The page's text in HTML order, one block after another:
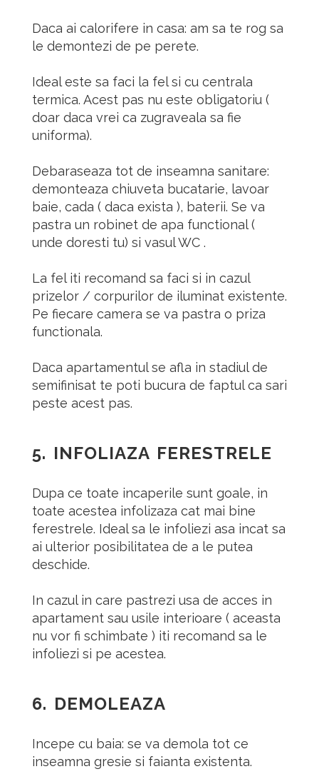
Daca ai calorifere in casa: am sa te rog sa
le demontezi de pe perete.
Ideal este sa faci la fel si cu centrala
termica. Acest pas nu este obligatoriu (
doar daca vrei ca zugraveala sa fie
uniforma).
Debaraseaza tot de inseamna sanitare:
demonteaza chiuveta bucatarie, lavoar
baie, cada ( daca exista ), baterii. Se va
pastra un robinet de apa functional (
unde doresti tu) si vasul WC .
La fel iti recomand sa faci si in cazul
prizelor / corpurilor de iluminat existente.
Pe fiecare camera se va pastra o priza
functionala.
Daca apartamentul se afla in stadiul de
semifinisat te poti bucura de faptul ca sari
peste acest pas.
5. INFOLIAZA FERESTRELE
Dupa ce toate incaperile sunt goale, in
toate acestea infolizaza cat mai bine
ferestrele. Ideal sa le infoliezi asa incat sa
ai ulterior posibilitatea de a le putea
deschide.
In cazul in care pastrezi usa de acces in
apartament sau usile interioare ( aceasta
nu vor fi schimbate ) iti recomand sa le
infoliezi si pe acestea.
6. DEMOLEAZA
Incepe cu baia: se va demola tot ce
inseamna gresie si faianta existenta.